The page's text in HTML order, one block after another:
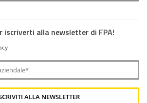
iscriverti alla newsletter di FPA!